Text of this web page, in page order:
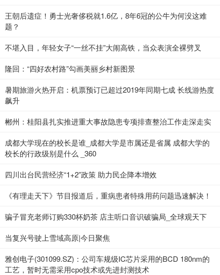
王朝后遗症！勇士光奢侈税就1.6亿，8年6冠的公牛为何没这难
题？
不堪入目，年轻女子“一丝不挂”大闹高铁，当众表演全裸劈叉
隆回：“四好农村路”勾画美丽乡村新图景
暑期旅游火热开启：机票预订已超过2019年同期七成 长线游热度
飙升
郴州：桂阳县扎实推进重大事故隐患专项排查整治工作走深走实
成都大学现在的校长是谁_成都大学是市属还是省属 成都大学的
校长的行政级别是什么 _360
四川出台民营经济“1+2”政策 助力民企降本增效
《有理走天下》节目报道后，重病患者特殊用药问题迅速解决！
骗子冒充老师订购330杯奶茶 店主听口音识破骗局_全球观天下
当复兴号驶上雪域高原|今日聚焦
雅创电子(301099.SZ)：公司车规级IC芯片采用的BCD 180nm的
工艺，暂时无需采用cpo技术或先进封测技术